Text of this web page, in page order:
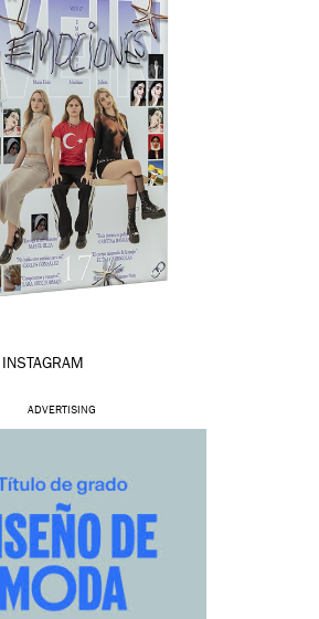
INSTAGRAM
ADVERTISING